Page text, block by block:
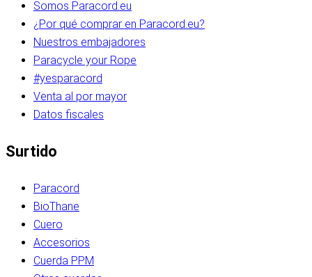
Somos Paracord.eu
¿Por qué comprar en Paracord.eu?
Nuestros embajadores
Paracycle your Rope
#yesparacord
Venta al por mayor
Datos fiscales
Surtido
Paracord
BioThane
Cuero
Accesorios
Cuerda PPM